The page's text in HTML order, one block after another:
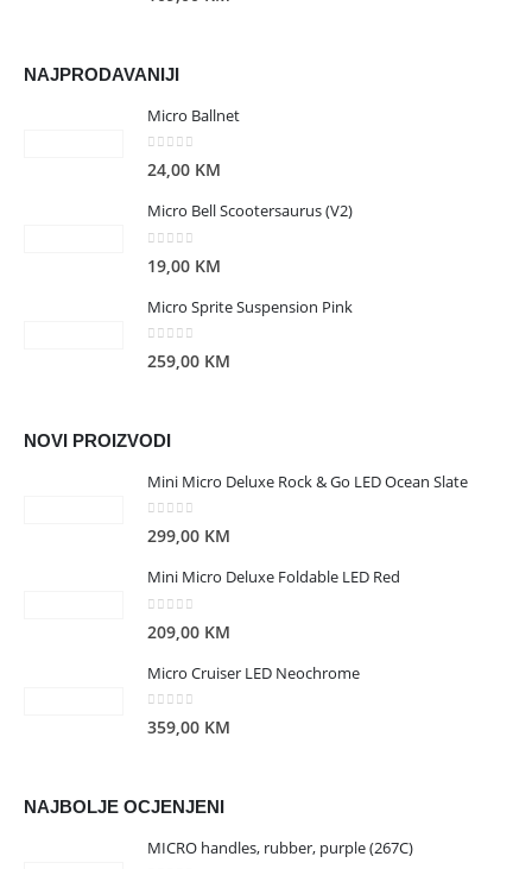
NAJPRODAVANIJI
Micro Ballnet
0 out of 5
24,00 KM
Micro Bell Scootersaurus (V2)
19,00 KM
Micro Sprite Suspension Pink
0 out of 5
259,00 KM
NOVI PROIZVODI
Mini Micro Deluxe Rock & Go LED Ocean Slate
0 out of 5
299,00 KM
Mini Micro Deluxe Foldable LED Red
209,00 KM
Micro Cruiser LED Neochrome
0out of 5
359,00 KM
NAJBOLJE OCJENJENI
MICRO handles, rubber, purple (267C)